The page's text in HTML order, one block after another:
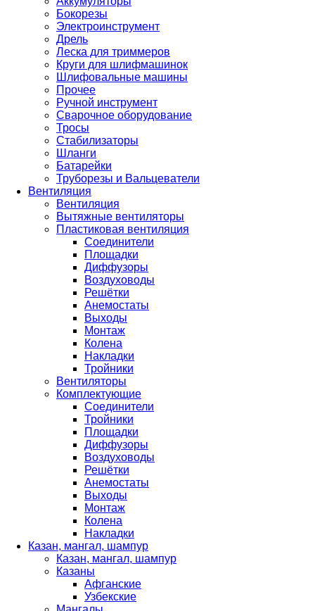
Бокорезы
Электроинструмент
Дрель
Леска для триммеров
Круги для шлифмашинок
Шлифовальные машины
Прочее
Ручной инструмент
Сварочное оборудование
Тросы
Стабилизаторы
Шланги
Батарейки
Труборезы и Вальцеватели
Вентиляция
Вентиляция
Вытяжные вентиляторы
Пластиковая вентиляция
Соединители
Площадки
Диффузоры
Воздуховоды
Решётки
Анемостаты
Выходы
Монтаж
Колена
Накладки
Тройники
Вентиляторы
Комплектующие
Соединители
Тройники
Площадки
Диффузоры
Воздуховоды
Решётки
Анемостаты
Выходы
Монтаж
Колена
Накладки
Казан, мангал, шампур
Казан, мангал, шампур
Казаны
Афганские
Узбекские